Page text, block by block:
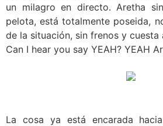
un milagro en directo. Aretha
pelota, está totalmente poseida,
de la situación, sin frenos y cuesta
Can I hear you say YEAH? YEAH
La cosa ya está encarada